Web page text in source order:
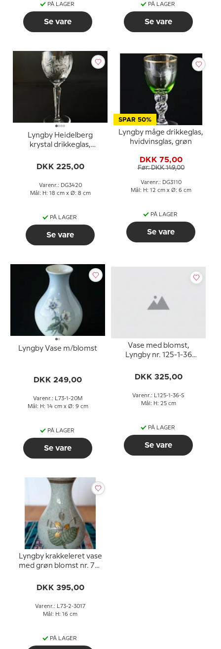
PÅ LAGER
Se vare
PÅ LAGER
Se vare
Lyngby Heidelberg
krystal drikkeglas,
DKK 225,00
Varenr.: DG3420
Mål: H: 18 cm x Ø: 8 cm
PÅ LAGER
Se vare
SPAR 50%
Lyngby måge drikkeglas,
hvidvinsglas, grøn
DKK 75,00
Før: DKK 149,00
Varenr.: DG3110
Mål: H: 12 cm x Ø: 6 cm
PÅ LAGER
Se vare
Lyngby Vase m/blomst
DKK 249,00
Varenr.: L73-1-20M
Mål: H: 14 cm x Ø: 9 cm
PÅ LAGER
Se vare
Vase med blomst,
Lyngby nr. 125-1-36
DKK 325,00
Varenr.: L125-1-36-S
Mål: H: 25 cm
PÅ LAGER
Se vare
Lyngby krakkeleret vase
med grøn blomst nr. 73-
DKK 395,00
Varenr.: L73-2-3017
Mål: H: 16 cm
PÅ LAGER